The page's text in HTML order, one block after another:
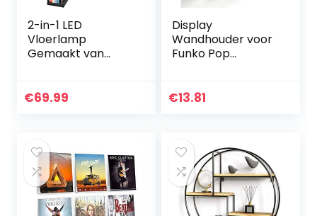
2-in-1 LED
Vloerlamp
Gemaakt van
met 3 Planken,
€69.99
Display
Wandhouder voor
Funko Pop
€13.81